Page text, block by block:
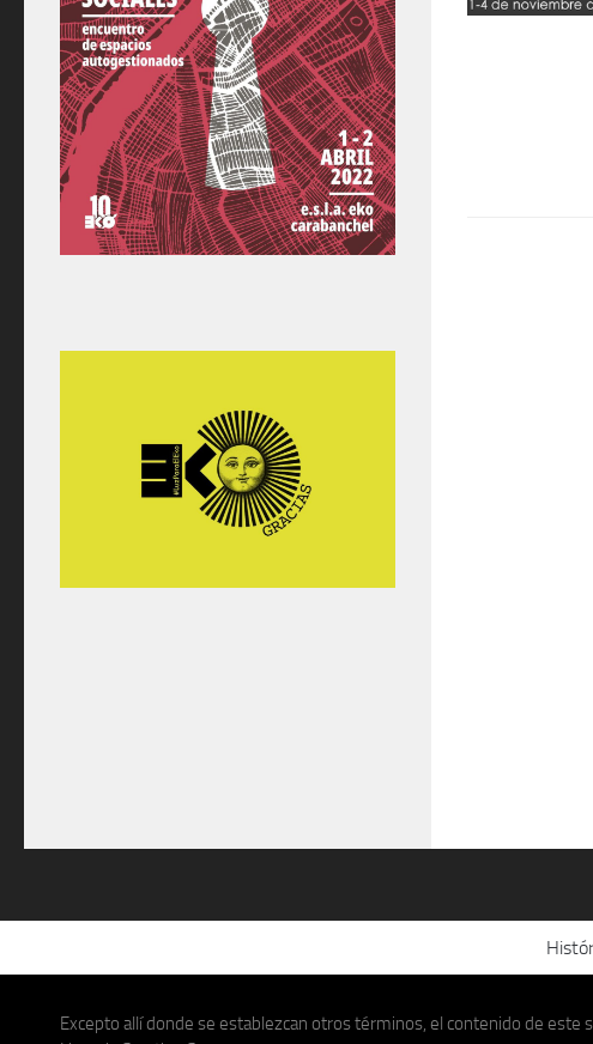
Excepto allí donde se establezcan otros términos, el contenido de este